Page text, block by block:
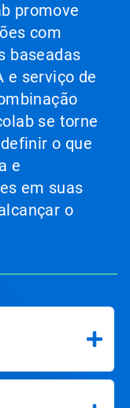
promove
com
baseadas
e serviço de
se torne
o que
e
em suas
o